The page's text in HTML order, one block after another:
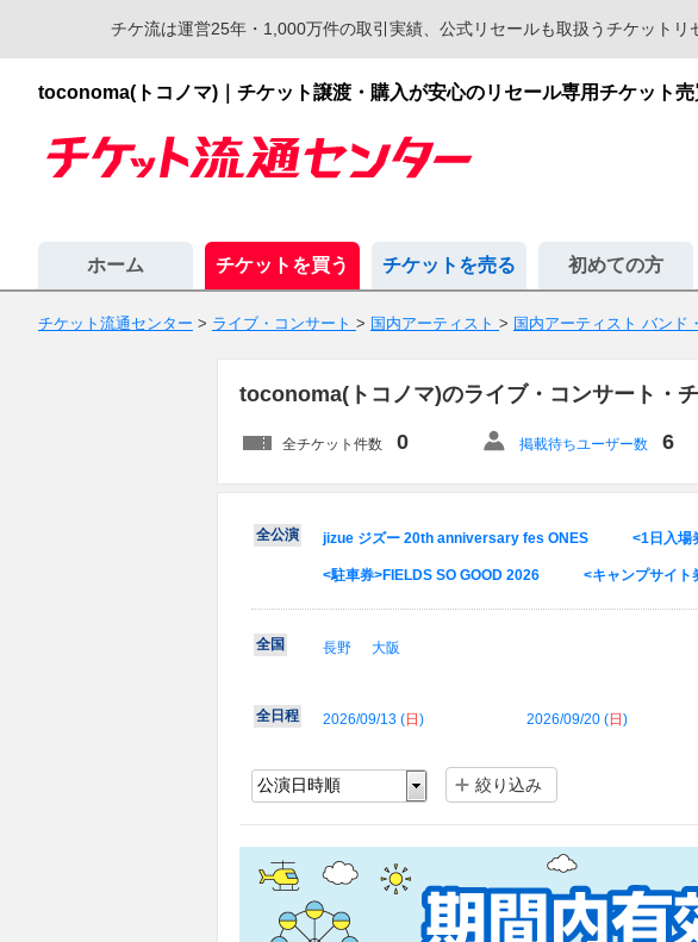
チケ流は運営25年・1,000万件の取引実績、公式リセールも取扱うチケット
toconoma(トコノマ)｜チケット譲渡・購入が安心のリセール専用チケット売
ホーム チケットを買う チケットを売る 初めての方
チケット流通センター > ライブ・コンサート > 国内アーティスト > 国内アーティスト バンド
toconoma(トコノマ)のライブ・コンサート・
全チケット件数 0 掲載待ちユーザー数 6
全公演 jizue ジズー 20th anniversary fes ONES <1日入場
<駐車券>FIELDS SO GOOD 2026 <キャンプサイト
全国 長野 大阪
全日程 2026/09/13 (日 ) 2026/09/20 (日 )
絞り込み